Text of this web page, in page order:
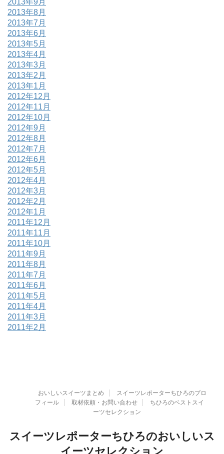
2013年9月
2013年8月
2013年7月
2013年6月
2013年5月
2013年4月
2013年3月
2013年2月
2013年1月
2012年12月
2012年11月
2012年10月
2012年9月
2012年8月
2012年7月
2012年6月
2012年5月
2012年4月
2012年3月
2012年2月
2012年1月
2011年12月
2011年11月
2011年10月
2011年9月
2011年8月
2011年7月
2011年6月
2011年5月
2011年4月
2011年3月
2011年2月
おいしいスイーツまとめ
スイーツレポーターちひろのプロ
フィール
取材依頼・お問い合わせ
ちひろのベストスイ
ーツセレクション
スイーツレポーターちひろのおいしいス
イーツセレクション